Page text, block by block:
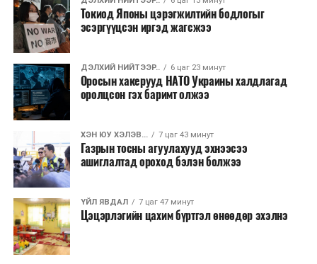
хамгаалах 11 байгууллага 2024 онд хамтран
шаардлага гаргаж, суурин болон гар утас руу ирдэг
тасралтгүй сурталчилгааны дуудлагыг хориглохыг
Хуулийг зөрчиж дуудлага хийсэн хувь хүнийг нэг
дуудлага тутамд 75 мянга хүртэлх евро, аж ахуйн
нэгжийг 375 мянга хүртэлх еврогоор торгох
боломжтой. Харин хэрэглэгч өөрөө зөвшөөрсөн,
эсвэл тухайн компанитай өмнө нь гэрээний
харилцаатай бөгөөд шинэ үйлчилгээ санал болгож
буй тохиолдолд хориг үйлчлэхгүй. Иргэд
зөвшөөрөлгүй дуудлагын талаар төрийн цахим
хуудсаар мэдээлэх боломжтой.
Шинэ хууль Францын зах зээлд үйлчилдэг гадаадын
Токиод Японы цэрэгжилтийн бодлогыг
эсэргүүцсэн иргэд жагсжээ
ДЭЛХИЙ НИЙТЭЭР.. 6 цаг 23 минут
Оросын хакерууд НАТО Украины халдлагад
оролцсон гэх баримт олжээ
ХЭН ЮУ ХЭЛЭВ... 7 цаг 43 минут
Газрын тосны агуулахууд эхнээсээ
ашиглалтад ороход бэлэн болжээ
ҮЙЛ ЯВДАЛ 7 цаг 47 минут
Цэцэрлэгийн цахим бүртгэл өнөөдөр эхэлнэ